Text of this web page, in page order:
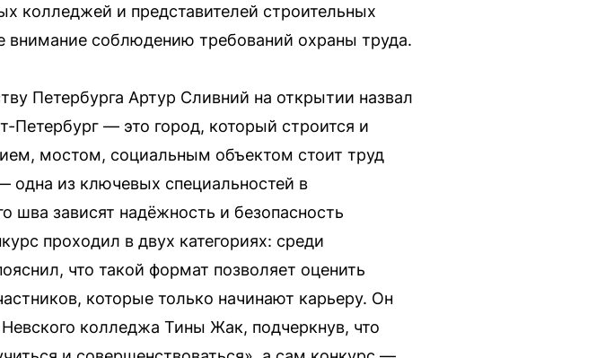
колледжей и представителей строительных
внимание соблюдению требований охраны труда.
Петербурга Артур Сливний на открытии назвал
Петербург — это город, который строится и
мостом, социальным объектом стоит труд
из ключевых специальностей в
шва зависят надёжность и безопасность
проходил в двух категориях: среди
что такой формат позволяет оценить
которые только начинают карьеру. Он
колледжа Тины Жак, подчеркнув, что